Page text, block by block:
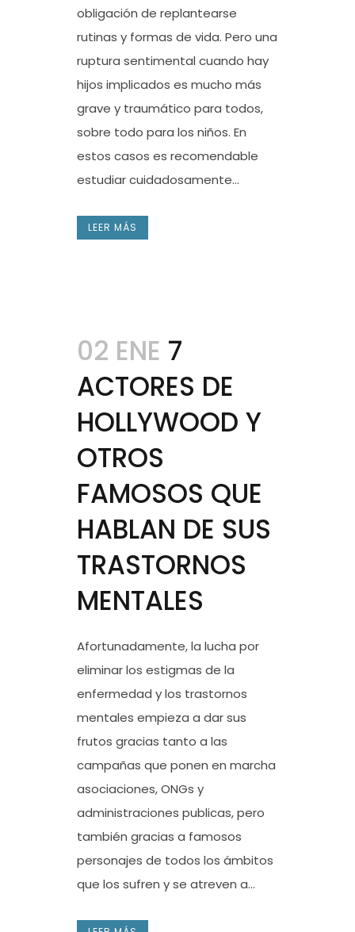
obligación de replantearse
rutinas y formas de vida. Pero una
ruptura sentimental cuando hay
hijos implicados es mucho más
grave y traumático para todos,
sobre todo para los niños. En
estos casos es recomendable
estudiar cuidadosamente...
LEER MÁS
02 ENE 7
ACTORES DE
HOLLYWOOD Y
OTROS
FAMOSOS QUE
HABLAN DE SUS
TRASTORNOS
MENTALES
Afortunadamente, la lucha por
eliminar los estigmas de la
enfermedad y los trastornos
mentales empieza a dar sus
frutos gracias tanto a las
campañas que ponen en marcha
asociaciones, ONGs y
administraciones publicas, pero
también gracias a famosos
personajes de todos los ámbitos
que los sufren y se atreven a...